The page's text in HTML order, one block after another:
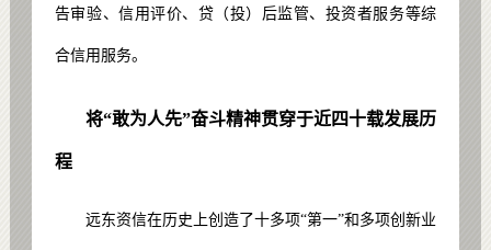
告审验、信用评价、贷（投）后监管、投资者服务等综
合信用服务。
将“敢为人先”奋斗精神贯穿于近四十载发展历
程
远东资信在历史上创造了十多项“第一”和多项创新业